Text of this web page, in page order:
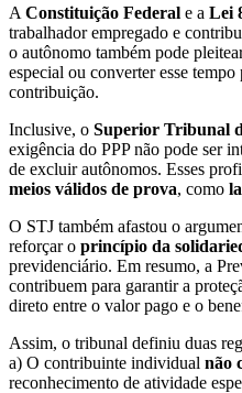
A Constituição Federal e a Lei
trabalhador empregado e
o autônomo também pode
especial ou converter esse
contribuição.
Inclusive, o Superior Tribunal
exigência do PPP não pode ser
de excluir autônomos. Esses
meios válidos de prova, como
O STJ também afastou o
reforçar o princípio da
previdenciário. Em resumo, a
contribuem para garantir a
direto entre o valor pago e o
Assim, o tribunal definiu duas
a) O contribuinte individual não
reconhecimento de atividade